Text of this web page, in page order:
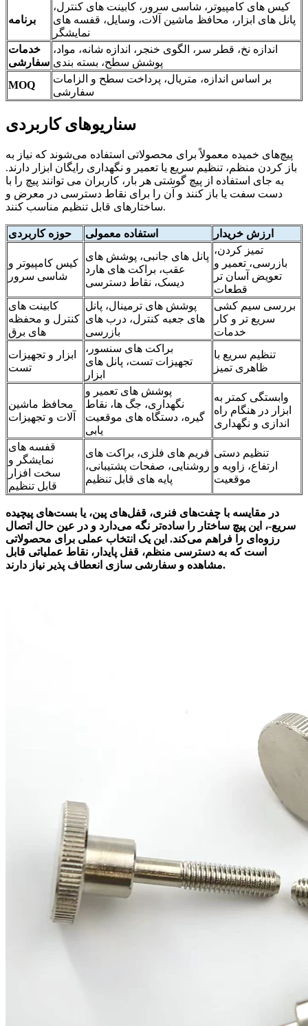
برنامه
کیس های کامپیوتر، شاسی سرور، کابینت های کنترل،
پانل های ابزار، محافظ ماشین آلات، وسایل، قفسه های
نمایشگر
خدمات
سفارشی
اندازه نخ، قطر سر، الگوی خنجر، اندازه شانه، مواد،
پوشش سطح، بسته بندی
MOQ
بر اساس اندازه، متریال، پرداخت سطح و الزامات
سفارشی
سناریوهای کاربردی
پیچ‌های خمیده معمولاً برای محصولاتی استفاده می‌شوند که نیاز به
باز کردن منظم، تنظیم سریع یا تعمیر و نگهداری رایگان ابزار دارند.
به جای استفاده از پیچ گوشتی هر بار، کاربران می توانند پیچ ​​را با
دست سفت یا باز کنند و آن را برای نقاط دسترسی در معرض و
ساختارهای قابل تنظیم مناسب کنند.
حوزه کاربردی استفاده معمولی ارزش خریدار
کیس کامپیوتر و
شاسی سرور
پانل های جانبی، پوشش های
عقب، براکت های هارد
دیسک، نقاط دسترسی
تمیز کردن،
بازرسی، تعمیر و
تعویض آسان تر
قطعات
کابینت های
کنترل و محفظه
های برق
پوشش های ترمینال، پانل
های جعبه کنترل، درب های
بازرسی
بررسی سیم کشی
سریع تر و کار
خدمات
ابزار و تجهیزات
تست
براکت های سنسور،
تجهیزات تست، پانل های
ابزار
تنظیم سریع با
ظاهری تمیز
محافظ ماشین
آلات و تجهیزات
پوشش های تعمیر و
نگهداری، جگ ها، نقاط
گیره، دستگاه های موقعیت
یابی
وابستگی کمتر به
ابزار در هنگام راه
اندازی و نگهداری
قفسه های
نمایشگر و
سخت افزار
قابل تنظیم
فریم های فلزی، براکت های
روشنایی، صفحات پشتیبانی،
پایه های قابل تنظیم
تنظیم دستی
ارتفاع، زاویه و
موقعیت
در مقایسه با چفت‌های فنری، قفل‌های پین، یا بست‌های پیچیده
سریع-، این پیچ ساختار را ساده‌تر نگه می‌دارد و در عین حال اتصال
رزوه‌ای را فراهم می‌کند. این یک انتخاب عملی برای محصولاتی
است که به دسترسی منظم، قفل پایدار، نقاط عملیاتی قابل
مشاهده و سفارشی سازی انعطاف پذیر نیاز دارند.